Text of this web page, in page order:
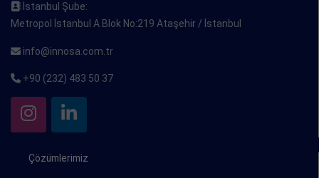
İstanbul Şube:
Metropol İstanbul A Blok No:219 Ataşehir / İstanbul
info@innosa.com.tr
+90 (232) 483 50 37
Çözümlerimiz